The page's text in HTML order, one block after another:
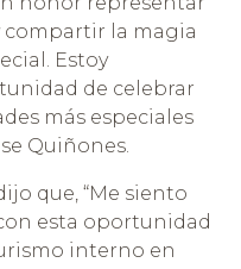
compartir la magia
Estoy
de celebrar
más especiales
Quiñones.
que, “Me siento
esta oportunidad
interno en